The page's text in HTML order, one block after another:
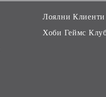
Лоялни Клиенти
Хоби Геймс